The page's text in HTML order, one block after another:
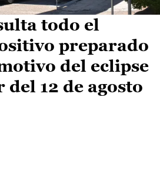
todo el
preparado
del eclipse
del 12 de agosto